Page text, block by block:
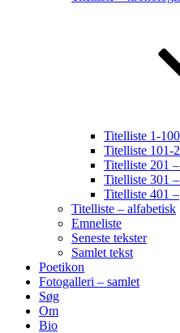
Titelliste 1-100
Titelliste 101-
Titelliste 201
Titelliste 301
Titelliste 401 –
Titelliste – alfabetisk
Emneliste
Seneste tekster
Samlet tekst
Poetikon
Fotogalleri – samlet
Søg
Om
Bio